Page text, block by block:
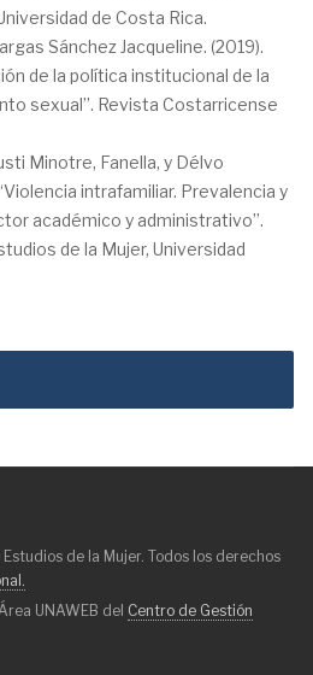
de Costa Rica.
Sánchez Jacqueline. (2019).
de la política institucional de la
sexual”. Revista Costarricense
Minotre, Fanella, y Délvo
intrafamiliar. Prevalencia y
académico y administrativo”.
de la Mujer, Universidad
de la Mujer. Todos los derechos
UNAWEB del Centro de Gestión